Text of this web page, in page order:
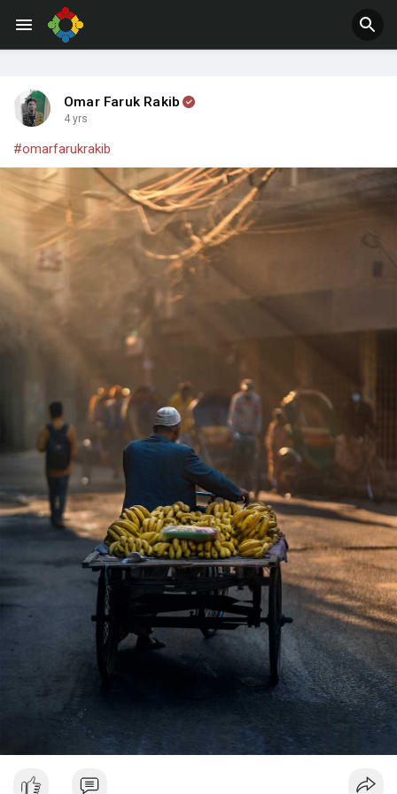
Omar Faruk Rakib
4 yrs
#omarfarukrakib